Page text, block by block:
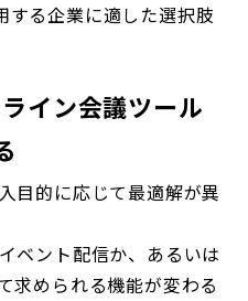
る企業に適した選択肢
イン会議ツール
目的に応じて最適解が異
ベント配信か、あるいは
求められる機能が変わる